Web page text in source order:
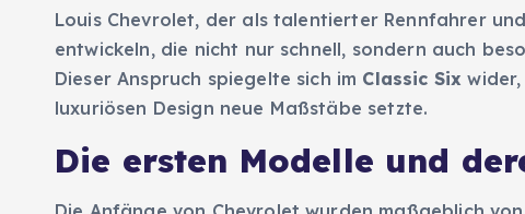
Louis Chevrolet, der als talentierter Rennfahrer
entwickeln, die nicht nur schnell, sondern auch
Dieser Anspruch spiegelte sich im Classic Six
luxuriösen Design neue Maßstäbe setzte.
Die ersten Modelle und